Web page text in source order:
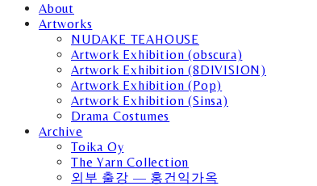
About
Artworks
NUDAKE TEAHOUSE
Artwork Exhibition (obscura)
Artwork Exhibition (8DIVISION)
Artwork Exhibition (Pop)
Artwork Exhibition (Sinsa)
Drama Costumes
Archive
Toika Oy
The Yarn Collection
외부 출강 — 홍건익가옥